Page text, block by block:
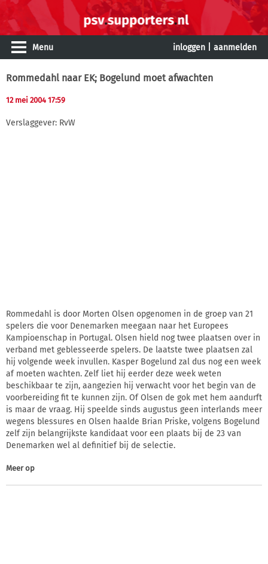
Menu inloggen aanmelden
Rommedahl naar EK; Bogelund moet afwachten
12 mei 2004 17:59
Verslaggever: RvW
Rommedahl is door Morten Olsen opgenomen in de groep van 21
spelers die voor Denemarken meegaan naar het Europees
Kampioenschap in Portugal. Olsen hield nog twee plaatsen over in
verband met geblesseerde spelers. De laatste twee plaatsen zal
hij volgende week invullen. Kasper Bogelund zal dus nog een week
af moeten wachten. Zelf liet hij eerder deze week weten
beschikbaar te zijn, aangezien hij verwacht voor het begin van de
voorbereiding fit te kunnen zijn. Of Olsen de gok met hem aandurft
is maar de vraag. Hij speelde sinds augustus geen interlands meer
wegens blessures en Olsen haalde Brian Priske, volgens Bogelund
zelf zijn belangrijkste kandidaat voor een plaats bij de 23 van
Denemarken wel al definitief bij de selectie.
Meer op